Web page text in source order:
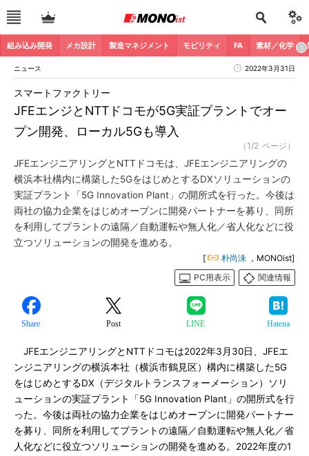
組み込み開発 メカ設計 製造マネジメント モビリティ FA 素材／化学
ニュース 2022年3月31日
JFEエンジとNTTドコモが5G実証プラントでオー
プン開発、ローカル5Gも導入
スマートファクトリー
（1/2 ページ）
JFEエンジニアリングとNTTドコモは、JFEエンジニアリングの
横浜本社構内に構築した5GをはじめとするDXソリューションの
実証プラント「5G Innovation Plant」の開所式を行った。今後は
両社の協力企業をはじめオープンに開発パートナーを募り、同所
を利用してプラントの遠隔／自動運転や無人化／省人化などに役
立つソリューションの開発を進める。
[ 朴尚洙 ，MONOist]
PC用表示
関連情報
Share Post LINE Hatena
JFEエンジニアリングとNTTドコモは2022年3月30日、JFEエ
ンジニアリングの横浜本社（横浜市鶴見区）構内に構築した5G
をはじめとするDX（デジタルトランスフォーメーション）ソリ
ューションの実証プラント「5G Innovation Plant」の開所式を行
った。今後は両社の協力企業をはじめオープンに開発パートナー
を募り、同所を利用してプラントの遠隔／自動運転や無人化／省
人化などに役立つソリューションの開発を進める。2022年度の1